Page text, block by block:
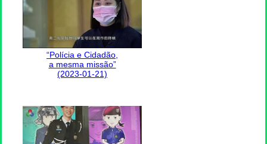
“Polícia e Cidadão,
a mesma missão”
(2023-01-21)